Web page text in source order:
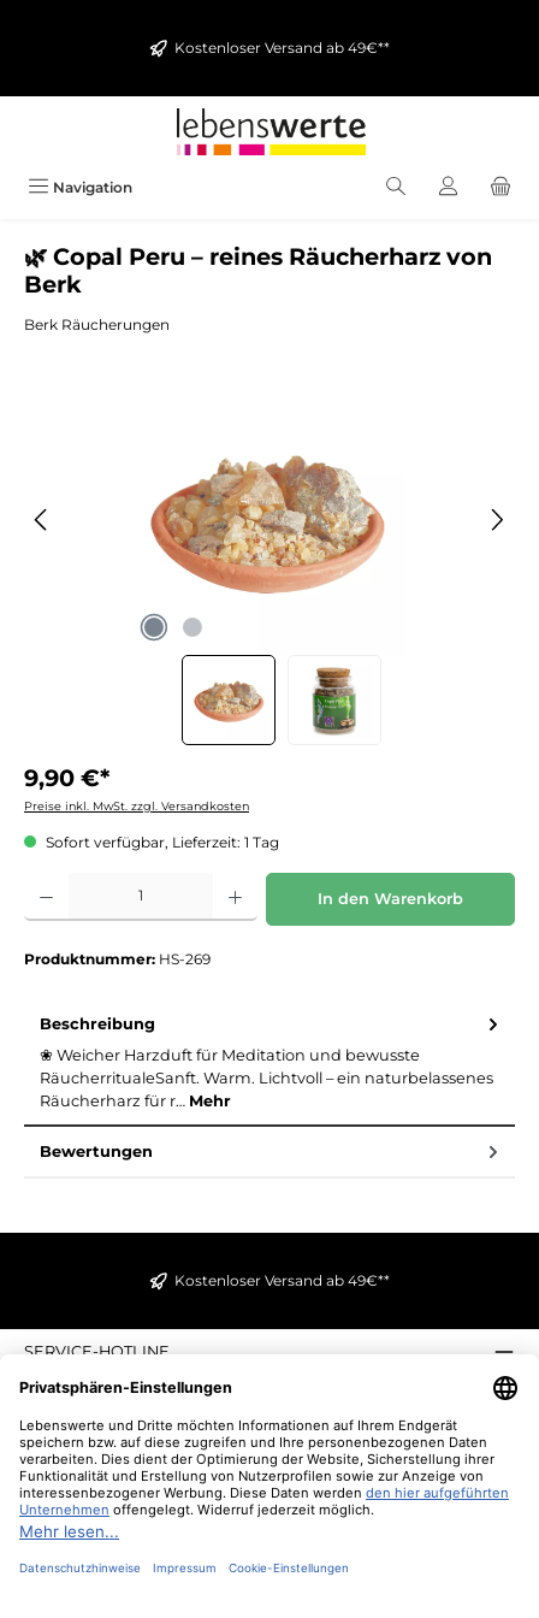
Kostenloser Versand ab 49€**
Navigation
🌿 Copal Peru – reines Räucherharz von
Berk
Berk Räucherungen
9,90 €*
Preise inkl. MwSt. zzgl. Versandkosten
Sofort verfügbar, Lieferzeit: 1 Tag
Produkt Anzahl: Gib den gewünschten Wert ein oder benutze die Schaltflächen um
In den Warenkorb
Produktnummer: HS-269
Beschreibung
❀ Weicher Harzduft für Meditation und bewusste
RäucherritualeSanft. Warm. Lichtvoll – ein naturbelassenes
Räucherharz für r… Mehr
Bewertungen
Kostenloser Versand ab 49€**
SERVICE-HOTLINE
INFORMATIONEN
ZAHLUNGS- UND VERSANDARTEN
ÜBER UNS
UNSERE VORTEILE
UNSERE COMMUNITIES